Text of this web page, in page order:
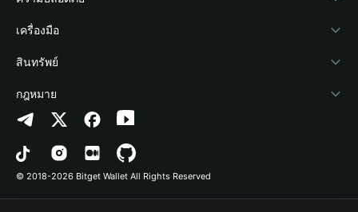
ข่าวสารด้านคริปโต
ศูนย์ช่วยเหลือ
ติดต่อเรา
ทรัพยากรข้อมูลของแบรนด์
อาชีพ
Payfi Crypto
Crypto Swap API
Altcoin Season Index
Prediction Markets
DApp
เชื่อมต่อ Wallet
Bitget Wallet Pay
ลิสต์โปรเจกต์
Protection Fund
เทคโนโลยีความปลอดภัย
เครื่องมือ
ซื้อคริปโต
การตรวจจับการอนุญาต
การตรวจจับสัญญา
การโอนเป็นชุด
สินทรัพย์
Arbitrum
Avalanche
Bitcoin
กฎหมาย
นโยบายความเป็นส่วนตัว
ข้อตกลงในการใช้บริการ
© 2018-2026 Bitget Wallet All Rights Reserved